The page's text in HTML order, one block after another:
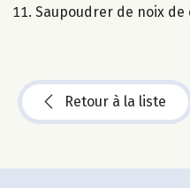
Saupoudrer de noix de
Retour à la liste